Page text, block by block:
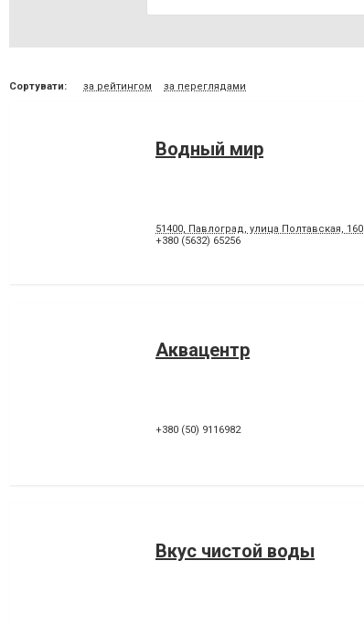
Сортувати: за рейтингом за переглядами
Водный мир
51400, Павлоград, улица Полтавская, 160
+380 (5632) 65256
Аквацентр
+380 (50) 9116982
Вкус чистой воды